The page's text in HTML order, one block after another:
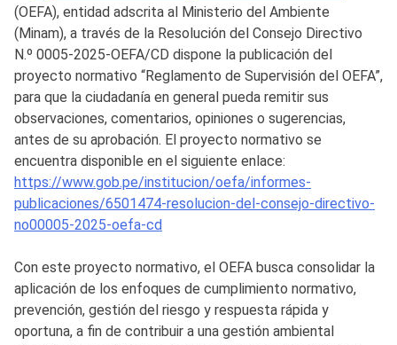
(OEFA), entidad adscrita al Ministerio del Ambiente
(Minam), a través de la Resolución del Consejo Directivo
N.º 0005-2025-OEFA/CD dispone la publicación del
proyecto normativo “Reglamento de Supervisión del OEFA”,
para que la ciudadanía en general pueda remitir sus
observaciones, comentarios, opiniones o sugerencias,
antes de su aprobación. El proyecto normativo se
encuentra disponible en el siguiente enlace:
https://www.gob.pe/institucion/oefa/informes-
publicaciones/6501474-resolucion-del-consejo-directivo-
no00005-2025-oefa-cd
Con este proyecto normativo, el OEFA busca consolidar la
aplicación de los enfoques de cumplimiento normativo,
prevención, gestión del riesgo y respuesta rápida y
oportuna, a fin de contribuir a una gestión ambiental